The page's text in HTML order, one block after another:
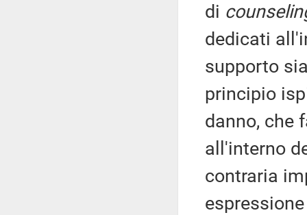
di
dedicati
supporto
principio
danno, che
all'interno
contraria